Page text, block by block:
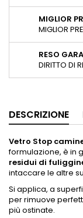
MIGLIOR
MIGLIOR
RESO
DIRITTO DI
DESCRIZIONE
Vetro Stop
formulazione, è in
residui di
intaccare le altre
Si applica, a
per rimuove
più ostinate.